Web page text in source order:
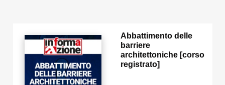
Abbattimento delle
barriere
architettoniche [corso
registrato]